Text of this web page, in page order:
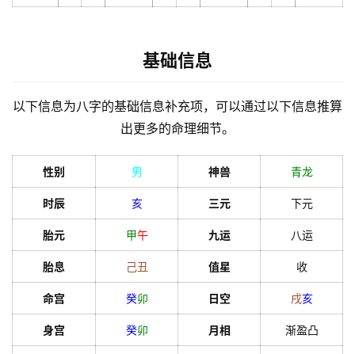
基础信息
以下信息为八字的基础信息补充项，可以通过以下信息推算
出更多的命理细节。
性别 男 神兽 青龙
时辰 亥 三元 下元
胎元 甲午 九运 八运
胎息 己丑 值星 收
命宫 癸卯 日空 戌亥
身宫 癸卯 月相 渐盈凸